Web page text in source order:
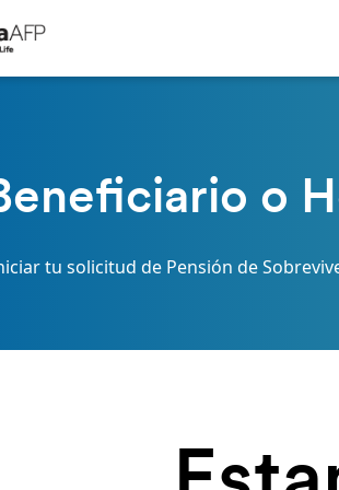
o
tu solicitud de Pensión de